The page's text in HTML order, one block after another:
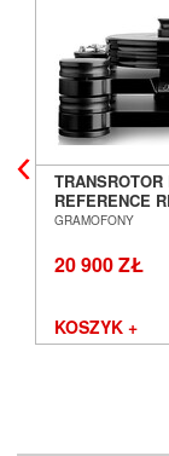
REFERENCE
GRAMOFON
GRAMOFONY
20 900 ZŁ
KOSZYK +